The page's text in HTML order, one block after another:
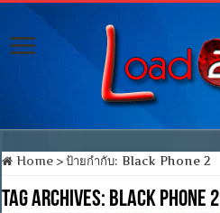
Home > ป้ายกำกับ:Black Phone 2
Tag Archives: Black Phone 2